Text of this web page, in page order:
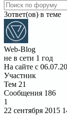
3ответ(ов) в теме
Web-Blog
не в сети 1 год
На сайте с
Участник
Тем 21
Сообщения 186
1
22 сентября 2015